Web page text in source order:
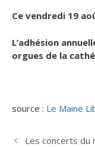
Ce vendredi 19
L’adhésion
orgues de la
source : Le Maine
Les concerts du